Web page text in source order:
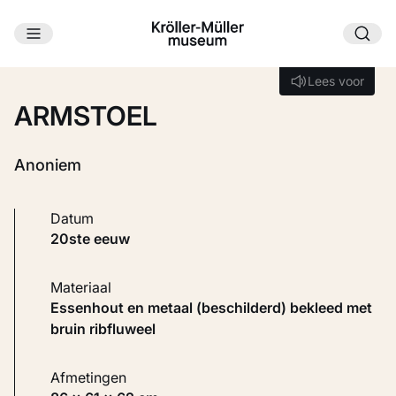
Ga naar hoofdinhoud
Lees voor
Lees voor
ARMSTOEL
Anoniem
Datum
20ste eeuw
Materiaal
Essenhout en metaal (beschilderd) bekleed met
bruin ribfluweel
Afmetingen